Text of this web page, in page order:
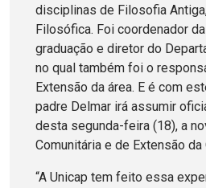
disciplinas de Filosofia
Filosófica. Foi coordenador
graduação e diretor do
no qual também foi o
Extensão da área. E é com
padre Delmar irá assumir
desta segunda-feira (18), a
Comunitária e de Extensão da
“A Unicap tem feito essa